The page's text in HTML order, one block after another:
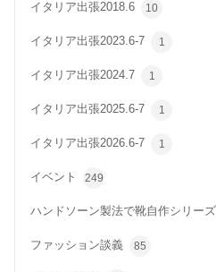
イタリア出張2018.6 10
イタリア出張2023.6-7 1
イタリア出張2024.7 1
イタリア出張2025.6-7 1
イタリア出張2026.6-7 1
イベント 249
ハンドソーン製法で靴自作シリーズ
ファッション談義 85